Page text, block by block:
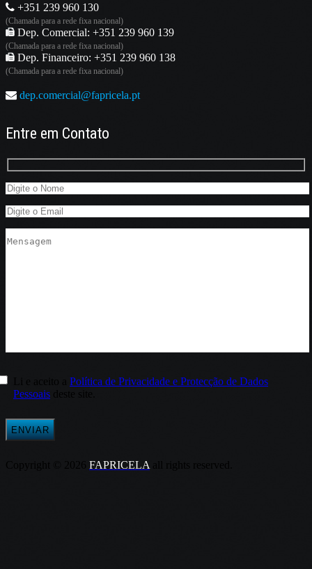
+351 239 960 130
(Chamada para a rede fixa nacional)
Dep. Comercial: +351 239 960 139
(Chamada para a rede fixa nacional)
Dep. Financeiro: +351 239 960 138
(Chamada para a rede fixa nacional)
dep.comercial@fapricela.pt
Entre em Contato
Política de Privacidade e Protecção de Dados
Pessoais
FAPRICELA